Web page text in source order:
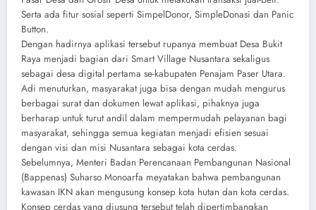
Serta ada fitur sosial seperti SimpelDonor, SimpleDonasi dan Panic
Button.
Dengan hadirnya aplikasi tersebut rupanya membuat Desa Bukit
Raya menjadi bagian dari Smart Village Nusantara sekaligus
sebagai desa digital pertama se-kabupaten Penajam Paser Utara.
Adi menuturkan, masyarakat juga bisa dengan mudah mengurus
berbagai surat dan dokumen lewat aplikasi, pihaknya juga
berharap untuk turut andil dalam mempermudah pelayanan bagi
masyarakat, sehingga semua kegiatan menjadi efisien sesuai
dengan visi dan misi Nusantara sebagai kota cerdas.
Sebelumnya, Menteri Badan Perencanaan Pembangunan Nasional
(Bappenas) Suharso Monoarfa meyatakan bahwa pembangunan
kawasan IKN akan mengusung konsep kota hutan dan kota cerdas.
Konsep cerdas yang diusung tersebut telah dipertimbangkan